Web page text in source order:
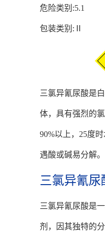
危险类别:5.1
包装类别:Ⅱ
三氯异氰尿酸是
体，具有强烈的
90%以上，25度
遇酸或碱易分解。
三氯异氰尿
三氯异氰尿酸是
剂，因其独特的